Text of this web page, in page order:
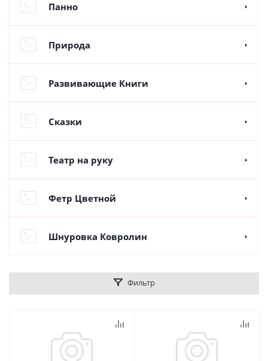
Панно
Природа
Развивающие Книги
Сказки
Театр на руку
Фетр Цветной
Шнуровка Ковролин
Фильтр